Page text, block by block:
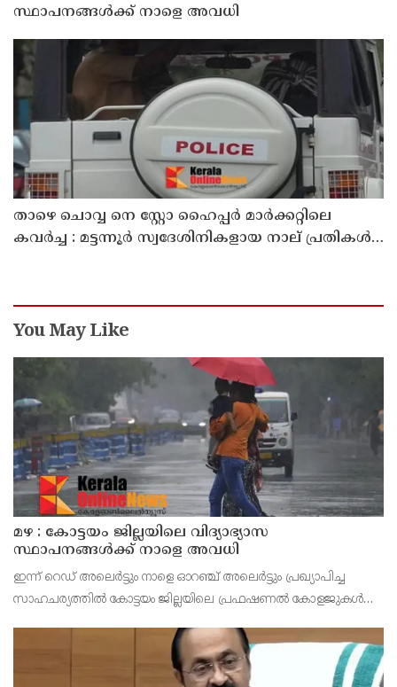
സ്ഥാപനങ്ങൾക്ക് നാളെ അവധി
താഴെ ചൊവ്വ നെ സ്റ്റോ ഹൈപ്പർ മാർക്കറ്റിലെ
കവർച്ച : മട്ടന്നൂർ സ്വദേശിനികളായ നാല് പ്രതികൾ
You May Like
മഴ : കോട്ടയം ജില്ലയിലെ വിദ്യാഭ്യാസ
സ്ഥാപനങ്ങൾക്ക് നാളെ അവധി
ഇന്ന് റെഡ് അലെർട്ടും നാളെ ഓറഞ്ച് അലെർട്ടും പ്രഖ്യാപിച്ച
സാഹചര്യത്തിൽ കോട്ടയം ജില്ലയിലെ പ്രഫഷണൽ കോളജുകൾ
വെള്ളി) ജില്ലാ കളക്ടർ ചേതൻ കുമാർ മീ